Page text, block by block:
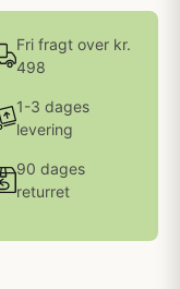
Fri fragt over kr.
498
1-3 dages
levering
90 dages
returret